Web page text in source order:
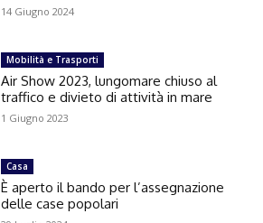
14 Giugno 2024
Mobilità e Trasporti
Air Show 2023, lungomare chiuso al
traffico e divieto di attività in mare
1 Giugno 2023
Casa
È aperto il bando per l’assegnazione
delle case popolari